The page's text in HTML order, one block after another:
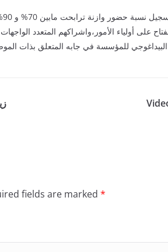
على أولياء الأمور،واشراكهم المتعدد
fields are marked *